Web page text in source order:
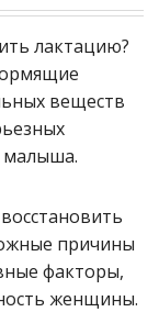
лактацию?
веществ
малыша.
причины
факторы,
женщины.